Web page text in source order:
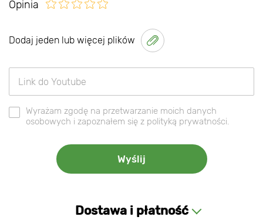
Opinia
Dodaj jeden lub więcej plików
Wyrażam zgodę na przetwarzanie moich danych
osobowych i zapoznałem się z polityką prywatności.
Dostawa i płatność